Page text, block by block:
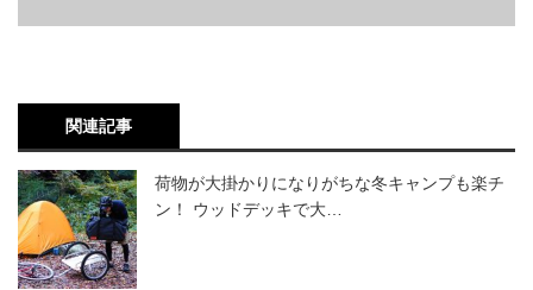
関連記事
荷物が大掛かりになりがちな冬キャンプも楽チ
ン！ ウッドデッキで大…